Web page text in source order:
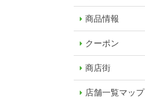
商品情報
クーポン
商店街
店舗一覧マップ